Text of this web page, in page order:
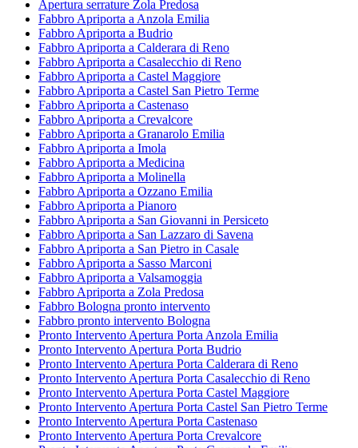
Apertura serrature Zola Predosa
Fabbro Apriporta a Anzola Emilia
Fabbro Apriporta a Budrio
Fabbro Apriporta a Calderara di Reno
Fabbro Apriporta a Casalecchio di Reno
Fabbro Apriporta a Castel Maggiore
Fabbro Apriporta a Castel San Pietro Terme
Fabbro Apriporta a Castenaso
Fabbro Apriporta a Crevalcore
Fabbro Apriporta a Granarolo Emilia
Fabbro Apriporta a Imola
Fabbro Apriporta a Medicina
Fabbro Apriporta a Molinella
Fabbro Apriporta a Ozzano Emilia
Fabbro Apriporta a Pianoro
Fabbro Apriporta a San Giovanni in Persiceto
Fabbro Apriporta a San Lazzaro di Savena
Fabbro Apriporta a San Pietro in Casale
Fabbro Apriporta a Sasso Marconi
Fabbro Apriporta a Valsamoggia
Fabbro Apriporta a Zola Predosa
Fabbro Bologna pronto intervento
Fabbro pronto intervento Bologna
Pronto Intervento Apertura Porta Anzola Emilia
Pronto Intervento Apertura Porta Budrio
Pronto Intervento Apertura Porta Calderara di Reno
Pronto Intervento Apertura Porta Casalecchio di Reno
Pronto Intervento Apertura Porta Castel Maggiore
Pronto Intervento Apertura Porta Castel San Pietro Terme
Pronto Intervento Apertura Porta Castenaso
Pronto Intervento Apertura Porta Crevalcore